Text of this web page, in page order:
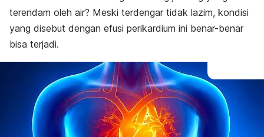
Diagnosis
Pengobatan
terendam oleh air? Meski terdengar tidak lazim, kondisi
yang disebut dengan efusi perikardium ini benar-benar
bisa terjadi.